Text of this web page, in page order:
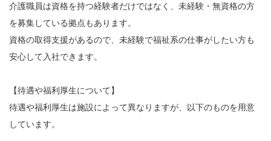
介護職員は資格を持つ経験者だけではなく、未経験・無資格の方
を募集している拠点もあります。
資格の取得支援があるので、未経験で福祉系の仕事がしたい方も
安心して入社できます。
【待遇や福利厚生について】
待遇や福利厚生は施設によって異なりますが、以下のものを用意
しています。